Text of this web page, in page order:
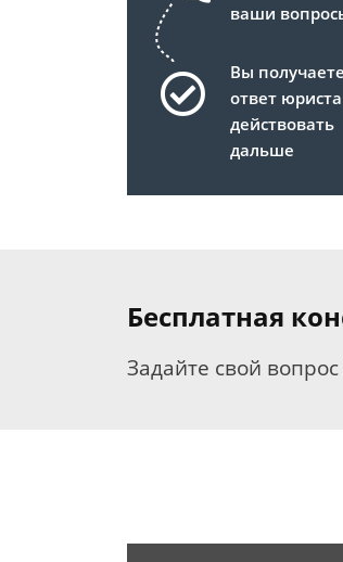
ваши
Вы
ответ
действовать
дальше
Бесплатная
Задайте свой